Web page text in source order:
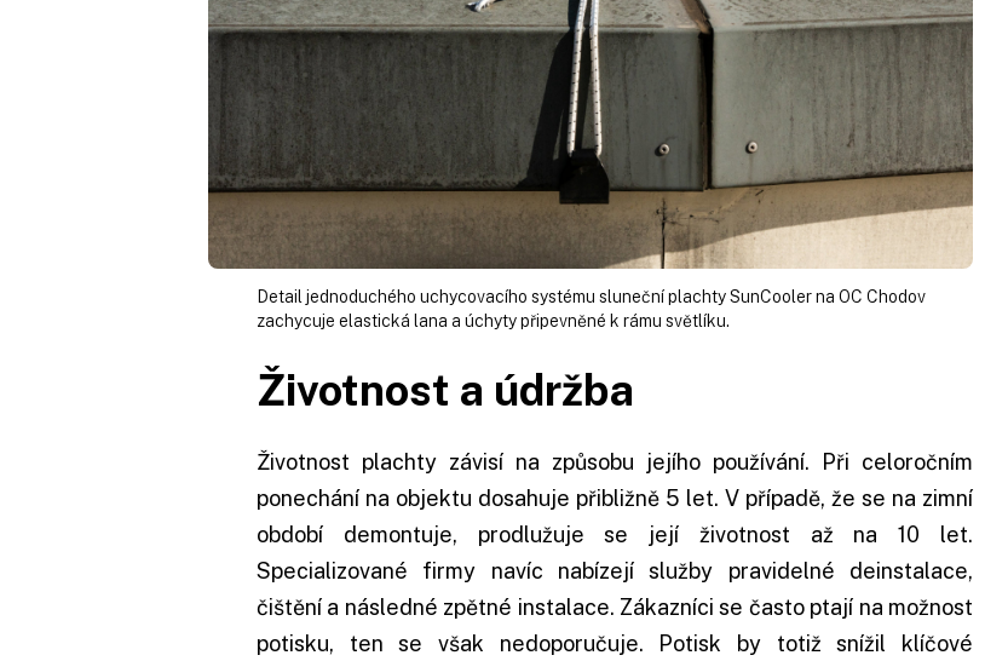
Detail jednoduchého uchycovacího systému sluneční plachty SunCooler na OC Chodov
zachycuje elastická lana a úchyty připevněné k rámu světlíku.
Životnost a údržba
Životnost plachty závisí na způsobu jejího používání. Při celoročním
ponechání na objektu dosahuje přibližně 5 let. V případě, že se na zimní
období demontuje, prodlužuje se její životnost až na 10 let.
Specializované firmy navíc nabízejí služby pravidelné deinstalace,
čištění a následné zpětné instalace. Zákazníci se často ptají na možnost
potisku, ten se však nedoporučuje. Potisk by totiž snížil klíčové